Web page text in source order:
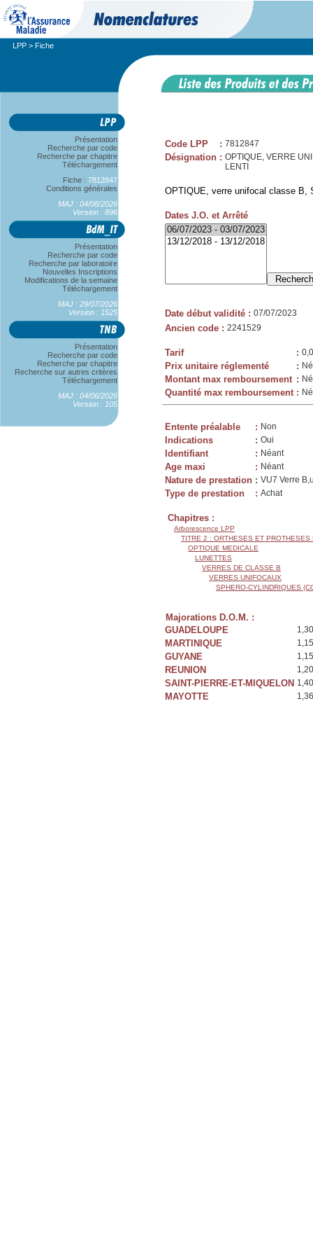
LPP > Fiche
Présentation
Recherche par code
Recherche par chapitre
Téléchargement
Fiche : 7812847
Conditions générales
MAJ : 04/08/2026
Version : 896
Présentation
Recherche par code
Recherche par laboratoire
Nouvelles Inscriptions
Modifications de la semaine
Téléchargement
MAJ : 29/07/2026
Version : 1525
Présentation
Recherche par code
Recherche par chapitre
Recherche sur autres critères
Téléchargement
MAJ : 04/06/2026
Version : 105
Code LPP : 7812847
Désignation : OPTIQUE, VERRE
LENTI
OPTIQUE, verre unifocal classe B,
Dates J.O. et Arrêté
Date début validité : 07/07/2023
Ancien code : 2241529
Tarif :
Prix unitaire réglementé :
Montant max remboursement :
Quantité max remboursement :
Entente préalable : Non
Indications : Oui
Identifiant : Néant
Age maxi : Néant
Nature de prestation : VU7 Verre
Type de prestation : Achat
Chapitres :
Arborescence LPP
TITRE 2 : ORTHESES ET PROTHESES
OPTIQUE MEDICALE
LUNETTES
VERRES DE CLASSE B
VERRES UNIFOCAUX
SPHERO-CYLINDRIQUES
Majorations D.O.M. :
GUADELOUPE
MARTINIQUE
GUYANE
REUNION
SAINT-PIERRE-ET-MIQUELON
MAYOTTE